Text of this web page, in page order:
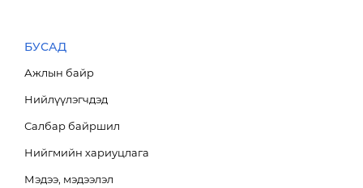
БУСАД
Ажлын байр
Нийлүүлэгчдэд
Салбар байршил
Нийгмийн хариуцлага
Мэдээ, мэдээлэл